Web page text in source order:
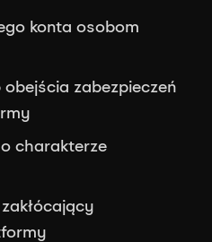
konta osobom
zabezpieczeń
charakterze